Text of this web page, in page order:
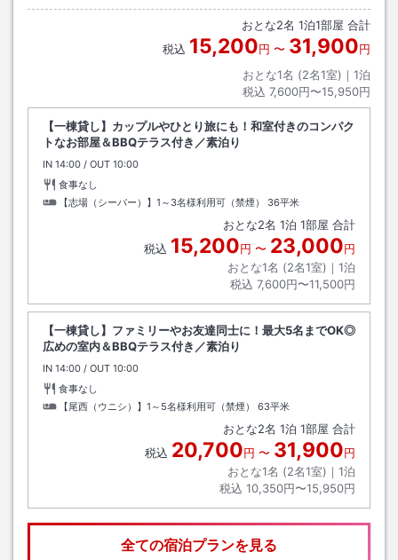
おとな2名 1泊1部屋 合計
税込 15,200円 〜 31,900円
おとな1名 (2名1室)｜ 1泊
税込 7,600円〜15,950円
【一棟貸し】カップルやひとり旅にも！和室付きのコンパク
トなお部屋＆BBQテラス付き／素泊り
IN チェックイン
14:00 / OUT チェックアウト
10:00
食事なし
【志場（シーバー）】1～3名様利用可（禁煙）
36平米
おとな2名 1泊 1部屋 合計
税込 15,200円 〜 23,000円
おとな1名 (2名1室)｜ 1泊
税込 7,600円〜11,500円
【一棟貸し】ファミリーやお友達同士に！最大5名までOK◎
広めの室内＆BBQテラス付き／素泊り
IN チェックイン
14:00 / OUT チェックアウト
10:00
食事なし
【尾西（ウニシ）】1～5名様利用可（禁煙）
63平米
おとな2名 1泊 1部屋 合計
税込 20,700円 〜 31,900円
おとな1名 (2名1室)｜ 1泊
税込 10,350円〜15,950円
全ての宿泊プランを見る